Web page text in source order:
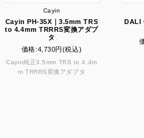
Cayin
Cayin PH-35X｜3.5mm TRS
to 4.4mm TRRRS変換アダプ
タ
価格:4,730円(税込)
Cayin純正3.5mm TRS to 4.4m
m TRRRS変換アダプタ
DALI